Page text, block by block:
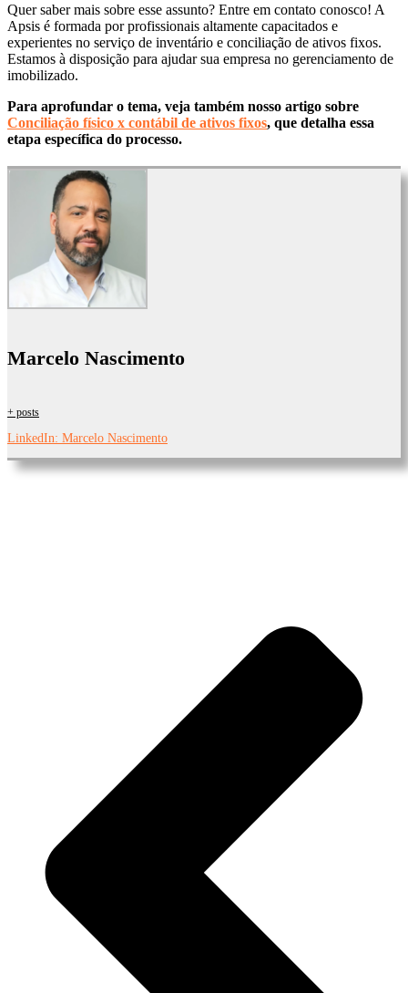
Quer saber mais sobre esse assunto? Entre em contato conosco! A
Apsis é formada por profissionais altamente capacitados e
experientes no serviço de inventário e conciliação de ativos fixos.
Estamos à disposição para ajudar sua empresa no gerenciamento de
imobilizado.
Para aprofundar o tema, veja também nosso artigo sobre
Conciliação físico x contábil de ativos fixos, que detalha essa
etapa específica do processo.
Marcelo Nascimento
+ posts
LinkedIn: Marcelo Nascimento